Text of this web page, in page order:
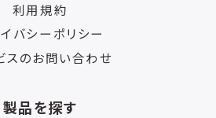
利用規約
バシーポリシー
スのお問い合わせ
製品を探す